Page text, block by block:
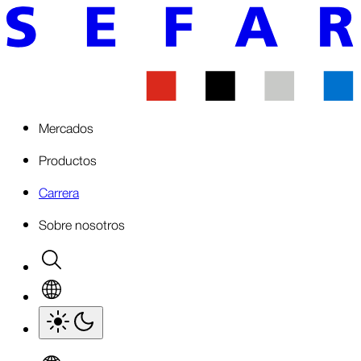
Mercados
Productos
Carrera
Sobre nosotros